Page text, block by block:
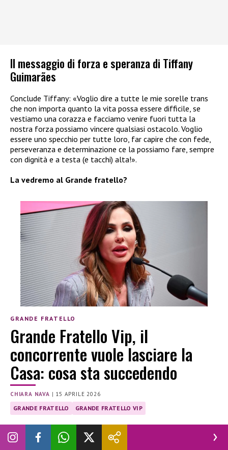
Il messaggio di forza e speranza di Tiffany
Guimarães
Conclude Tiffany: «Voglio dire a tutte le mie sorelle trans
che non importa quanto la vita possa essere difficile, se
vestiamo una corazza e facciamo venire fuori tutta la
nostra forza possiamo vincere qualsiasi ostacolo. Voglio
essere uno specchio per tutte loro, far capire che con fede,
perseveranza e determinazione ce la possiamo fare, sempre
con dignità e a testa (e tacchi) alta!».
La vedremo al Grande fratello?
GRANDE FRATELLO
Grande Fratello Vip, il
concorrente vuole lasciare la
Casa: cosa sta succedendo
CHIARA NAVA | 15 APRILE 2026
GRANDE FRATELLO GRANDE FRATELLO VIP
Nicolò Brigante ha espresso la volontà di lasciare il Grande
Fratello Vip. Cosa sta succedendo?